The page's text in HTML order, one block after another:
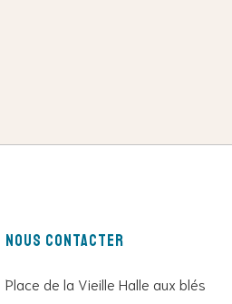
Nous contacter
Place de la Vieille Halle aux blés